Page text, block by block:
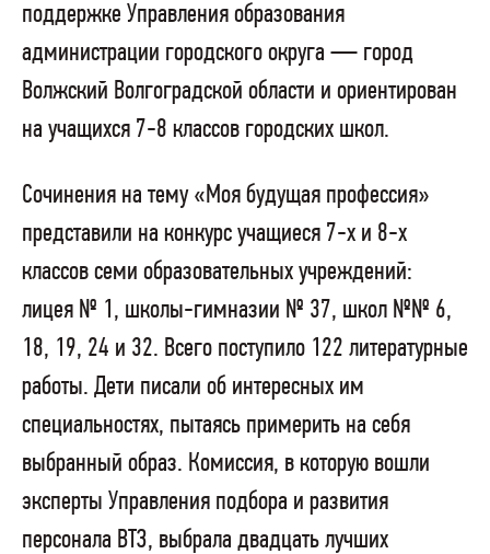
поддержке Управления образования
администрации городского округа — город
Волжский Волгоградской области и ориентирован
на учащихся 7-8 классов городских школ.
Сочинения на тему «Моя будущая профессия»
представили на конкурс учащиеся 7-х и 8-х
классов семи образовательных учреждений:
лицея № 1, школы-гимназии № 37, школ №№ 6,
18, 19, 24 и 32. Всего поступило 122 литературные
работы. Дети писали об интересных им
специальностях, пытаясь примерить на себя
выбранный образ. Комиссия, в которую вошли
эксперты Управления подбора и развития
персонала ВТЗ, выбрала двадцать лучших